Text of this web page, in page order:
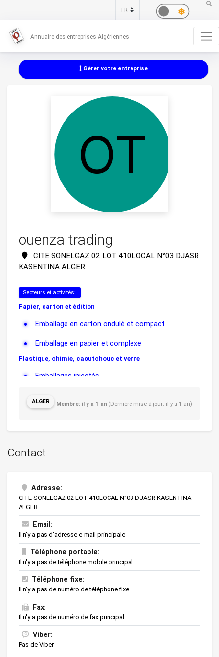
Annuaire des entreprises Algériennes
Gérer votre entreprise
ouenza trading
CITE SONELGAZ 02 LOT 410LOCAL N°03 DJASR
KASENTINA ALGER
Secteurs et activités:
Papier, carton et édition
Emballage en carton ondulé et compact
Emballage en papier et complexe
Plastique, chimie, caoutchouc et verre
Emballages injectés
ALGER Membre: il y a 1 an (Dernière mise à jour: il y a 1 an)
Contact
Adresse:
CITE SONELGAZ 02 LOT 410LOCAL N°03 DJASR KASENTINA
ALGER
Email:
Il n'y a pas d'adresse e-mail principale
Téléphone portable:
Il n'y a pas de téléphone mobile principal
Téléphone fixe:
Il n'y a pas de numéro de téléphone fixe
Fax:
Il n'y a pas de numéro de fax principal
Viber:
Pas de Viber